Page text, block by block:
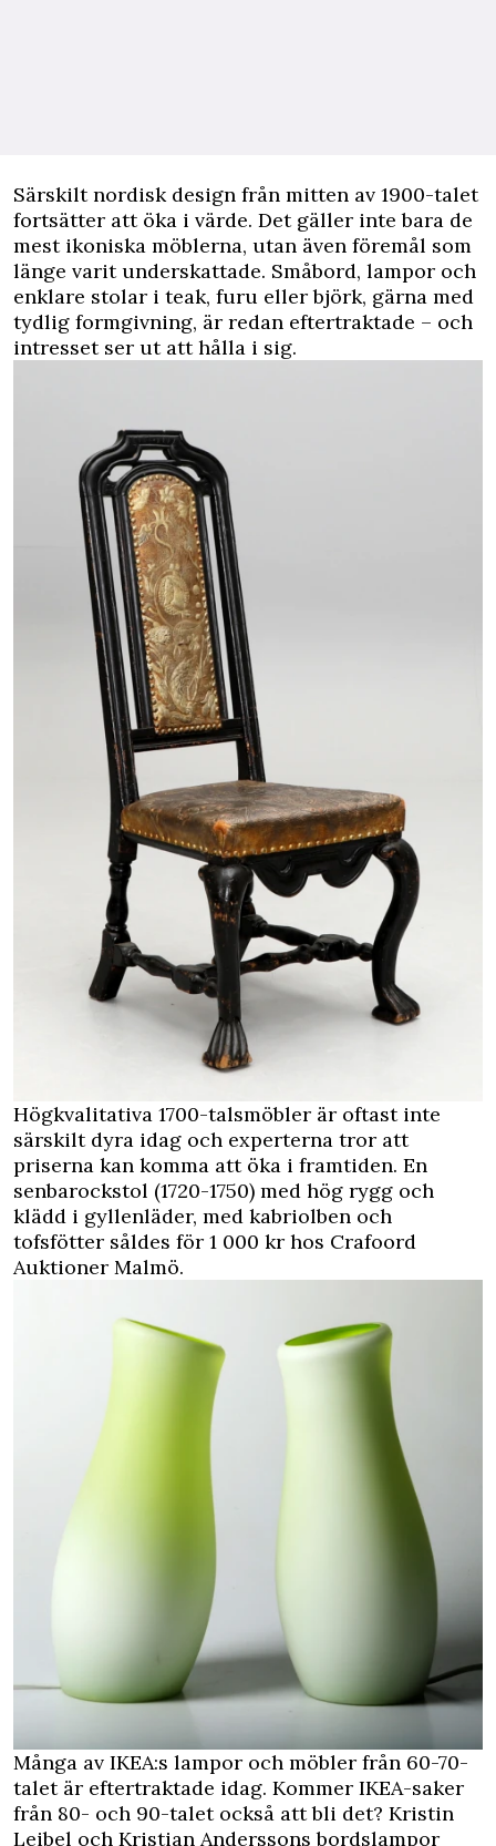
Särskilt nordisk design från mitten av 1900-talet
fortsätter att öka i värde. Det gäller inte bara de
mest ikoniska möblerna, utan även föremål som
länge varit underskattade. Småbord, lampor och
enklare stolar i teak, furu eller björk, gärna med
tydlig formgivning, är redan eftertraktade – och
intresset ser ut att hålla i sig.
Högkvalitativa 1700-talsmöbler är oftast inte
särskilt dyra idag och experterna tror att
priserna kan komma att öka i framtiden. En
senbarockstol (1720-1750) med hög rygg och
klädd i gyllenläder, med kabriolben och
tofsfötter ­såldes för 1 000 kr hos Crafoord
Auktioner Malmö.
Många av IKEA:s lampor och möbler från 60-70-
talet är eftertraktade idag. Kommer IKEA-saker
från 80- och 90-talet också att bli det? Kristin
Leibel och Kristian Anderssons bordslampor